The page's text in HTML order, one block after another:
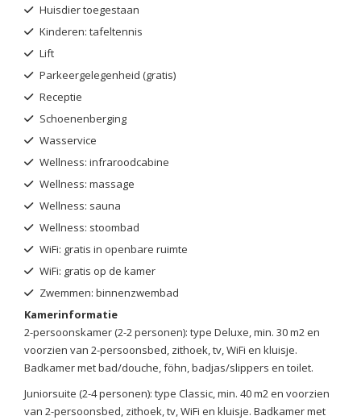
Huisdier toegestaan
Kinderen: tafeltennis
Lift
Parkeergelegenheid (gratis)
Receptie
Schoenenberging
Wasservice
Wellness: infraroodcabine
Wellness: massage
Wellness: sauna
Wellness: stoombad
WiFi: gratis in openbare ruimte
WiFi: gratis op de kamer
Zwemmen: binnenzwembad
Kamerinformatie
2-persoonskamer (2-2 personen): type Deluxe, min. 30 m2 en
voorzien van 2-persoonsbed, zithoek, tv, WiFi en kluisje.
Badkamer met bad/douche, föhn, badjas/slippers en toilet.
Juniorsuite (2-4 personen): type Classic, min. 40 m2 en voorzien
van 2-persoonsbed, zithoek, tv, WiFi en kluisje. Badkamer met